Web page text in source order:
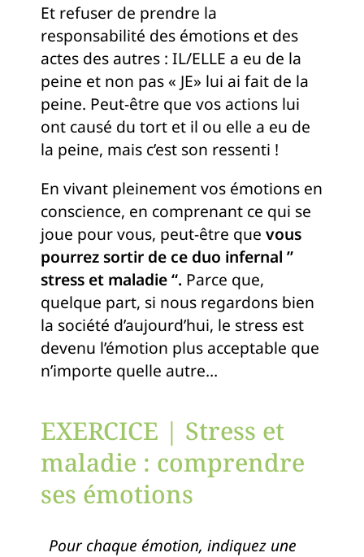
Et refuser de prendre la
responsabilité des émotions et des
actes des autres : IL/ELLE a eu de la
peine et non pas « JE» lui ai fait de la
peine. Peut-être que vos actions lui
ont causé du tort et il ou elle a eu de
la peine, mais c’est son ressenti !
En vivant pleinement vos émotions en
conscience, en comprenant ce qui se
joue pour vous, peut-être que vous
pourrez sortir de ce duo infernal ”
stress et maladie “. Parce que,
quelque part, si nous regardons bien
la société d’aujourd’hui, le stress est
devenu l’émotion plus acceptable que
n’importe quelle autre…
EXERCICE | Stress et
maladie : comprendre
ses émotions
Pour chaque émotion, indiquez une